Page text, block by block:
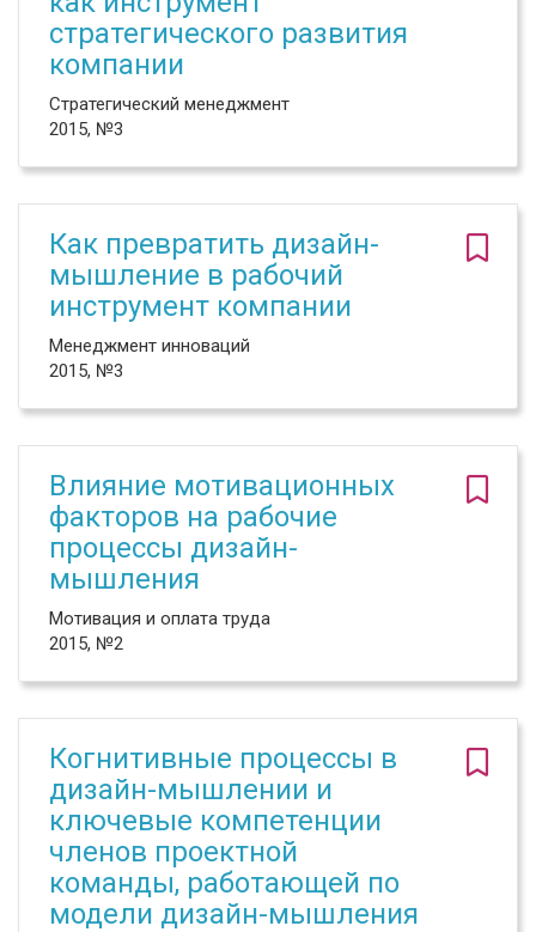
стратегического развития
компании
Стратегический менеджмент
2015, №3
Как превратить дизайн-
мышление в рабочий
инструмент компании
Менеджмент инноваций
2015, №3
Влияние мотивационных
факторов на рабочие
процессы дизайн-
мышления
Мотивация и оплата труда
2015, №2
Когнитивные процессы в
дизайн-мышлении и
ключевые компетенции
членов проектной
команды, работающей по
модели дизайн-мышления